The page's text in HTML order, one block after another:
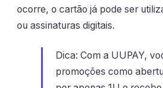
ocorre, o cartão já pode ser
ou assinaturas digitais.
Dica: Com a UUPAY,
promoções como